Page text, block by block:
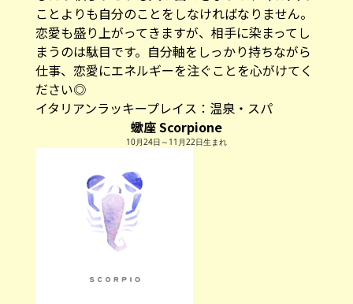
ことよりも自分のことをしなければなりません。
恋愛も盛り上がってきますが、相手に染まってし
まうのは駄目です。自分軸をしっかり持ちながら
仕事、恋愛にエネルギーを注ぐことを心がけてく
ださい◎
イタリアンラッキープレイス： 温泉・スパ
蠍座 Scorpione
10月24日～11月22日生まれ